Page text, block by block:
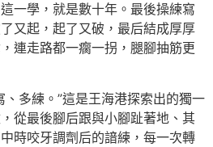
一學，就是數十年。最後操練寫
又起，起了又破，最后結成厚厚
連走路都一瘸一拐，腿腳抽筋更
、多練。”這是王海港探索出的獨一
從最後腳后跟與小腳趾著地、其
時咬牙調劑后的諳練，每一次轉